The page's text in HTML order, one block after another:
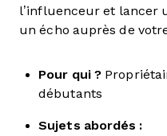
l’influenceur et lancer
un écho auprès de
Pour qui ?
débutants
Sujets abordés :